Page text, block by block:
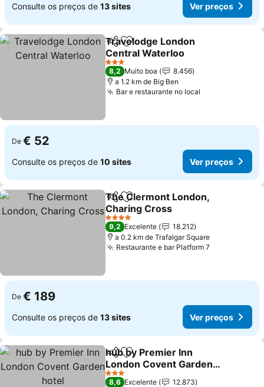
Consulte os preços de 13 sites Ver preços
PartilharAdicionar aos favoritos
Travelodge London
Central Waterloo
Ver preços
3 Estrelas
8,2 Muito boa
8.456
a 1.2 km de Big Ben
Bar e restaurante no local
De € 52
Consulte os preços de 10 sites Ver preços
PartilharAdicionar aos favoritos
The Clermont London,
Charing Cross
Ver preços
4 Estrelas
9,2 Excelente
18.212
a 0.2 km de Trafalgar Square
Restaurante e bar Platform 7
De € 189
Consulte os preços de 13 sites Ver preços
PartilharAdicionar aos favoritos
hub by Premier Inn
London Covent Garden
hotel
Ver preços
3 Estrelas
8,6 Excelente
12.873